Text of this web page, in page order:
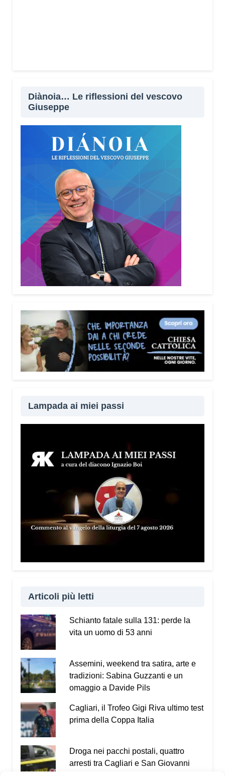
Diànoia… Le riflessioni del vescovo
Giuseppe
Lampada ai miei passi
Articoli più letti
Schianto fatale sulla 131: perde la
vita un uomo di 53 anni
Assemini, weekend tra satira, arte e
tradizioni: Sabina Guzzanti e un
omaggio a Davide Pils
Cagliari, il Trofeo Gigi Riva ultimo test
prima della Coppa Italia
Droga nei pacchi postali, quattro
arresti tra Cagliari e San Giovanni